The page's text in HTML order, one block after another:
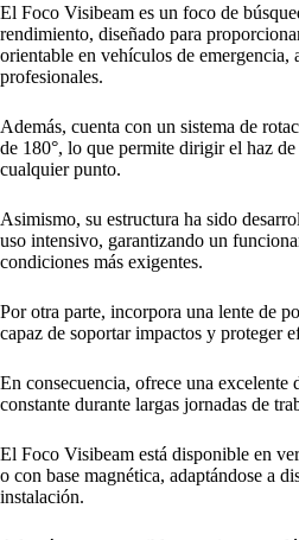
El Foco Visibeam es un foco de
rendimiento, diseñado para
orientable en vehículos de emergencia,
profesionales.
Además, cuenta con un sistema de
de 180°, lo que permite dirigir el haz
cualquier punto.
Asimismo, su estructura ha sido
uso intensivo, garantizando un
condiciones más exigentes.
Por otra parte, incorpora una lente de
capaz de soportar impactos y proteger
En consecuencia, ofrece una
constante durante largas jornadas de
El Foco Visibeam está disponible en
o con base magnética, adaptándose a
instalación.